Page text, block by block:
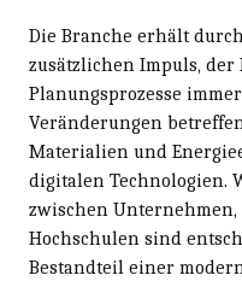
Die Branche erhält
zusätzlichen Impuls,
Planungsprozesse
Veränderungen
Materialien und
digitalen Technologien.
zwischen
Hochschulen sind
Bestandteil einer